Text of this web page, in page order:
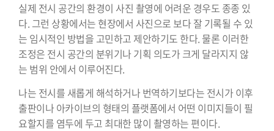
실제 전시 공간의 환경이 사진 촬영에 어려운 경우도 종종 있
다. 그런 상황에서는 현장에서 사진으로 보다 잘 기록될 수 있
는 임시적인 방법을 고민하고 제안하기도 한다. 물론 이러한
조정은 전시 공간의 분위기나 기획 의도가 크게 달라지지 않
는 범위 안에서 이루어진다.
나는 전시를 새롭게 해석하거나 번역하기보다는 전시가 이후
출판이나 아카이브의 형태의 플랫폼에서 어떤 이미지들이 필
요할지를 염두에 두고 최대한 많이 촬영하는 편이다.